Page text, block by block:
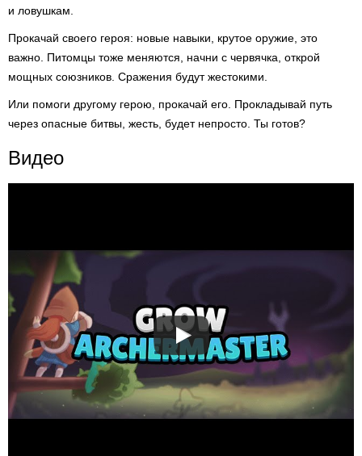
и ловушкам.
Прокачай своего героя: новые навыки, крутое оружие, это
важно. Питомцы тоже меняются, начни с червячка, открой
мощных союзников. Сражения будут жестокими.
Или помоги другому герою, прокачай его. Прокладывай путь
через опасные битвы, жесть, будет непросто. Ты готов?
Видео